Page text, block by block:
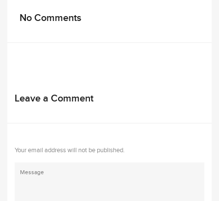
No Comments
Leave a Comment
Your email address will not be published.